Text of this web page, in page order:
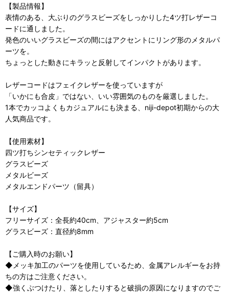
【製品情報】
表情のある、大ぶりのグラスビーズをしっかりした4ツ打レザーコ
ードに通しました。
発色のいいグラスビーズの間にはアクセントにリング形のメタルパ
ーツを。
ちょっとした動きにキラッと反射してインパクトがあります。
レザーコードはフェイクレザーを使っていますが
「いかにも合皮」ではない、いい雰囲気のものを厳選しました。
1本でカッコよくもカジュアルにも決まる、niji-depot初期からの大
人気商品です。
【使用素材】
四ツ打ちシンセティックレザー
グラスビーズ
メタルビーズ
メタルエンドパーツ（留具）
【サイズ】
フリーサイズ：全長約40cm、アジャスター約5cm
グラスビーズ：直径約8mm
【ご購入時のお願い】
◆メッキ加工のパーツを使用しているため、金属アレルギーをお持
ちの方はご注意ください。
◆強くぶつけたり、落としたりすると破損の原因になりますのでご